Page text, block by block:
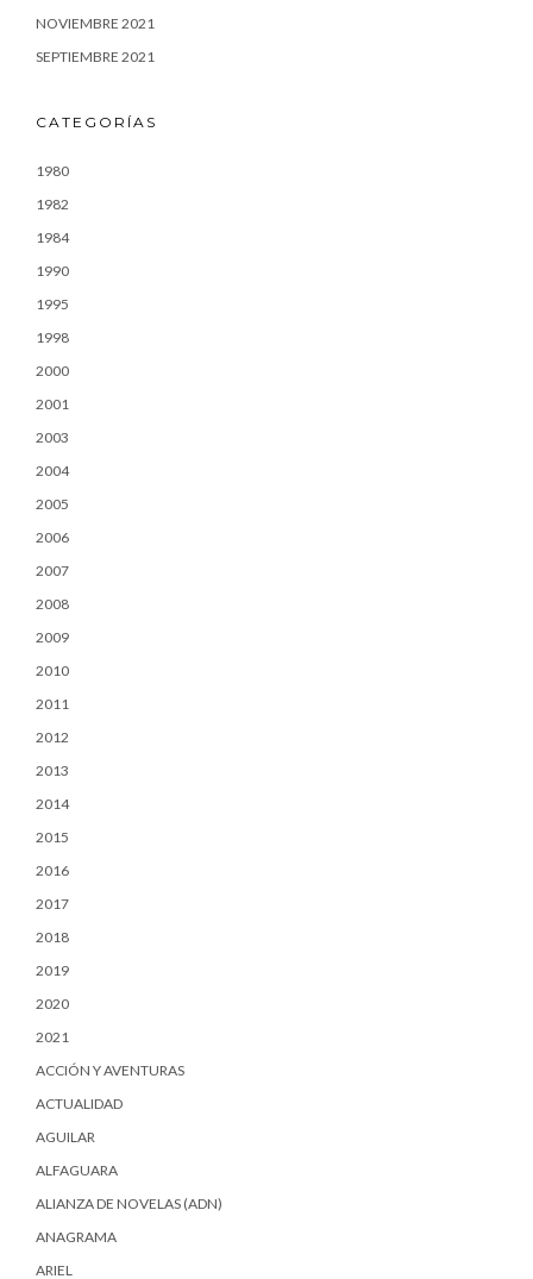
NOVIEMBRE 2021
SEPTIEMBRE 2021
CATEGORÍAS
1980
1982
1984
1990
1995
1998
2000
2001
2003
2004
2005
2006
2007
2008
2009
2010
2011
2012
2013
2014
2015
2016
2017
2018
2019
2020
2021
ACCIÓN Y AVENTURAS
ACTUALIDAD
AGUILAR
ALFAGUARA
ALIANZA DE NOVELAS (ADN)
ANAGRAMA
ARIEL